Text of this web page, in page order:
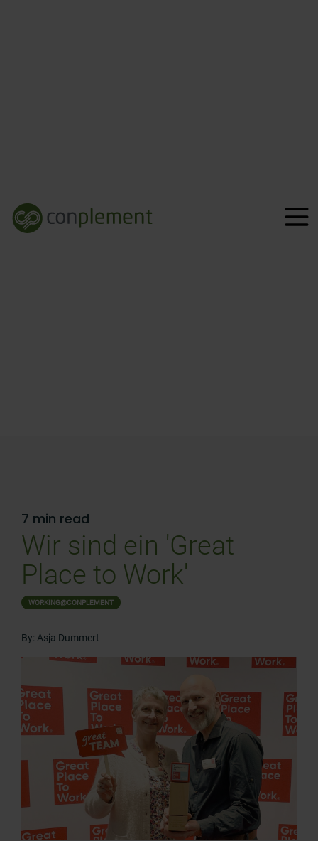
7 min read
Wir sind ein 'Great
Place to Work'
WORKING@CONPLEMENT
By: Asja Dummert